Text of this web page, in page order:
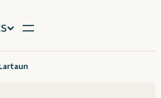
Lartaun